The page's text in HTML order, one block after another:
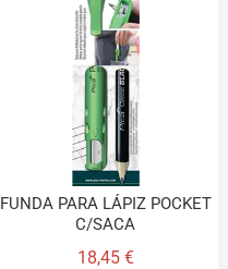
FUNDA PARA LÁPIZ POCKET
C/SACA
18,45 €